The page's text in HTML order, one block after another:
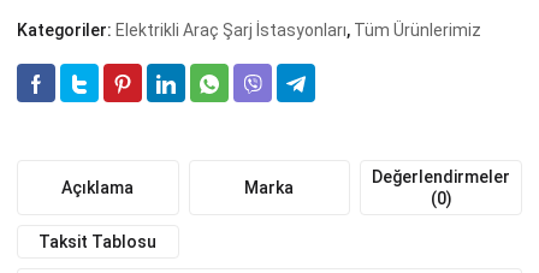
Kategoriler: Elektrikli Araç Şarj İstasyonları, Tüm Ürünlerimiz
Açıklama Marka
Değerlendirmeler
(0)
Taksit Tablosu